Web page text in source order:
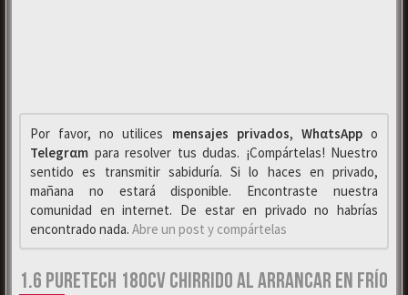
Por favor, no utilices mensajes privados, WhαtsAppo
Telegrαm para resolver tus dudas. ¡Compártelas! Nuestro
sentido es transmitir sabiduría. Si lo haces en privado,
mañana no estará disponible. Encontraste nuestra
comunidad en internet. De estar en privado no habrías
encontrado nada. Abre un post y compártelas
1.6 PURETECH 180CV CHIRRIDO AL ARRANCAR EN FRÍO